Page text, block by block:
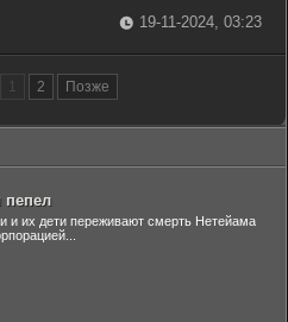
19-11-2024, 03:23
2 Позже
пепел
и их дети переживают смерть Нетейама